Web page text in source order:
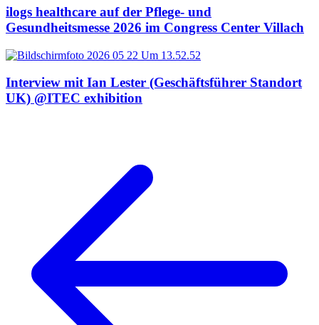
ilogs healthcare auf der Pflege- und
Gesundheitsmesse 2026 im Congress Center Villach
Interview mit Ian Lester (Geschäftsführer Standort
UK) @ITEC exhibition